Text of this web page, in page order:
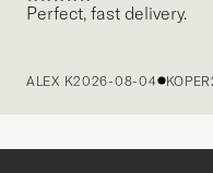
Perfect, fast delivery.
ALEX K2026-08-04 KOPER